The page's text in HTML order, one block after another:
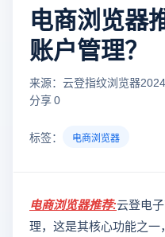
电商浏览器
账户管理？
来源：云登指纹浏览器
分享 0
标签： 电商浏览器
电商浏览器推荐:云登电
理，这是其核心功能之